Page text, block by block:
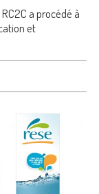
a procédé à
et